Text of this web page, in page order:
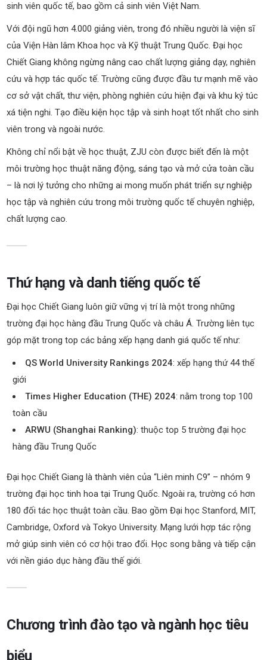
sinh viên quốc tế, bao gồm cả sinh viên Việt Nam.
Với đội ngũ hơn 4.000 giảng viên, trong đó nhiều người là viện sĩ
của Viện Hàn lâm Khoa học và Kỹ thuật Trung Quốc. Đại học
Chiết Giang không ngừng nâng cao chất lượng giảng dạy, nghiên
cứu và hợp tác quốc tế. Trường cũng được đầu tư mạnh mẽ vào
cơ sở vật chất, thư viện, phòng nghiên cứu hiện đại và khu ký túc
xá tiện nghi. Tạo điều kiện học tập và sinh hoạt tốt nhất cho sinh
viên trong và ngoài nước.
Không chỉ nổi bật về học thuật, ZJU còn được biết đến là một
môi trường học thuật năng động, sáng tạo và mở cửa toàn cầu
– là nơi lý tưởng cho những ai mong muốn phát triển sự nghiệp
học tập và nghiên cứu trong môi trường quốc tế chuyên nghiệp,
chất lượng cao.
Thứ hạng và danh tiếng quốc tế
Đại học Chiết Giang luôn giữ vững vị trí là một trong những
trường đại học hàng đầu Trung Quốc và châu Á. Trường liên tục
góp mặt trong top các bảng xếp hạng danh giá quốc tế như:
QS World University Rankings 2024: xếp hạng thứ 44 thế
giới
Times Higher Education (THE) 2024: nằm trong top 100
toàn cầu
ARWU (Shanghai Ranking): thuộc top 5 trường đại học
hàng đầu Trung Quốc
Đại học Chiết Giang là thành viên của “Liên minh C9” – nhóm 9
trường đại học tinh hoa tại Trung Quốc. Ngoài ra, trường có hơn
180 đối tác học thuật toàn cầu. Bao gồm Đại học Stanford, MIT,
Cambridge, Oxford và Tokyo University. Mạng lưới hợp tác rộng
mở giúp sinh viên có cơ hội trao đổi. Học song bằng và tiếp cận
với nền giáo dục hàng đầu thế giới.
Chương trình đào tạo và ngành học tiêu
biểu